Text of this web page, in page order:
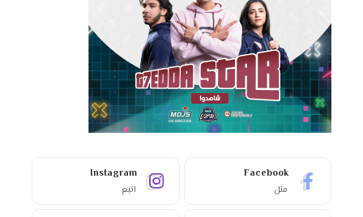
Facebook
مثل
Instagram
اتبع